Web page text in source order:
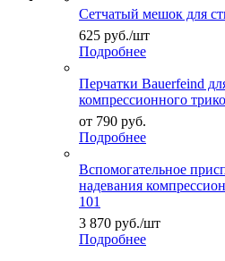
Сетчатый мешок для
625 руб./шт
Подробнее
Перчатки Bauerfeind
компрессионного
от 790 руб.
Подробнее
Вспомогательное
надевания
101
3 870 руб./шт
Подробнее